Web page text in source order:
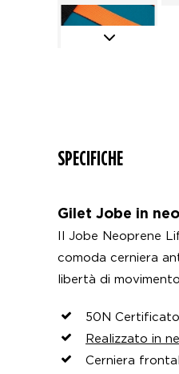
SPECIFICHE
Gilet Jobe in
Il Jobe Neoprene
comoda cerniera
libertà di
50N
Realizzato in
Cerniera